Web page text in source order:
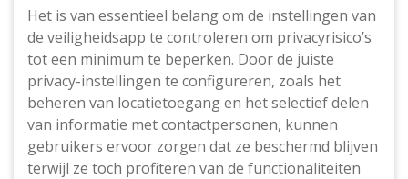
Het is van essentieel belang om de instellingen van
de veiligheidsapp te controleren om privacyrisico’s
tot een minimum te beperken. Door de juiste
privacy-instellingen te configureren, zoals het
beheren van locatietoegang en het selectief delen
van informatie met contactpersonen, kunnen
gebruikers ervoor zorgen dat ze beschermd blijven
terwijl ze toch profiteren van de functionaliteiten